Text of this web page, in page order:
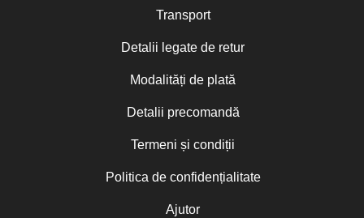
Transport
Detalii legate de retur
Modalități de plată
Detalii precomandă
Termeni și condiții
Politica de confidențialitate
Ajutor